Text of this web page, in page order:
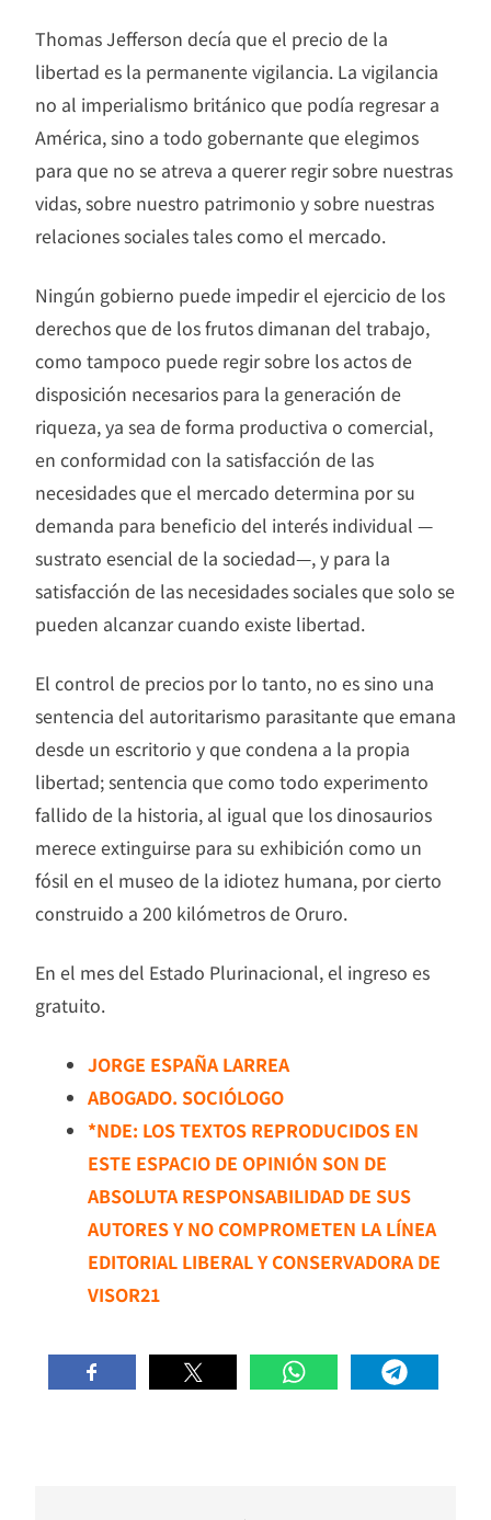
Thomas Jefferson decía que el precio de la
libertad es la permanente vigilancia. La vigilancia
no al imperialismo británico que podía regresar a
América, sino a todo gobernante que elegimos
para que no se atreva a querer regir sobre nuestras
vidas, sobre nuestro patrimonio y sobre nuestras
relaciones sociales tales como el mercado.
Ningún gobierno puede impedir el ejercicio de los
derechos que de los frutos dimanan del trabajo,
como tampoco puede regir sobre los actos de
disposición necesarios para la generación de
riqueza, ya sea de forma productiva o comercial,
en conformidad con la satisfacción de las
necesidades que el mercado determina por su
demanda para beneficio del interés individual —
sustrato esencial de la sociedad—, y para la
satisfacción de las necesidades sociales que solo se
pueden alcanzar cuando existe libertad.
El control de precios por lo tanto, no es sino una
sentencia del autoritarismo parasitante que emana
desde un escritorio y que condena a la propia
libertad; sentencia que como todo experimento
fallido de la historia, al igual que los dinosaurios
merece extinguirse para su exhibición como un
fósil en el museo de la idiotez humana, por cierto
construido a 200 kilómetros de Oruro.
En el mes del Estado Plurinacional, el ingreso es
gratuito.
JORGE ESPAÑA LARREA
ABOGADO. SOCIÓLOGO
*NDE: LOS TEXTOS REPRODUCIDOS EN
ESTE ESPACIO DE OPINIÓN SON DE
ABSOLUTA RESPONSABILIDAD DE SUS
AUTORES Y NO COMPROMETEN LA LÍNEA
EDITORIAL LIBERAL Y CONSERVADORA DE
VISOR21